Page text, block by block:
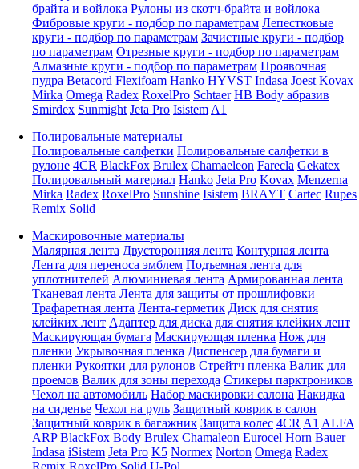
брайта и войлока Рулоны из скотч-брайта и войлока
Фибровые круги - подбор по параметрам Лепестковые
круги - подбор по параметрам Зачистные круги - подбор
по параметрам Отрезные круги - подбор по параметрам
Алмазные круги - подбор по параметрам Проявочная
пудра Betacord Flexifoam Hanko HYVST Indasa Joest Kovax
Mirka Omega Radex RoxelPro Schtaer HB Body абразив
Smirdex Sunmight Jeta Pro Isistem A1
Полировальные материалы
Полировальные салфетки Полировальные салфетки в
рулоне 4CR BlackFox Brulex Chamaeleon Farecla Gekatex
Полировальный материал Hanko Jeta Pro Kovax Menzerna
Mirka Radex RoxelPro Sunshine Isistem BRAYT Cartec Rupes
Remix Solid
Маскировочные материалы
Малярная лента Двусторонняя лента Контурная лента
Лента для переноса эмблем Подъемная лента для
уплотнителей Алюминиевая лента Армированная лента
Тканевая лента Лента для защиты от прошлифовки
Трафаретная лента Лента-герметик Диск для снятия
клейких лент Адаптер для диска для снятия клейких лент
Маскирующая бумага Маскирующая пленка Нож для
пленки Укрывочная пленка Диспенсер для бумаги и
пленки Рукоятки для рулонов Стрейтч пленка Валик для
проемов Валик для зоны перехода Стикеры парктроников
Чехол на автомобиль Набор маскировки салона Накидка
на сиденье Чехол на руль Защитный коврик в салон
Защитный коврик в багажник Защита колес 4CR A1 ALFA
ARP BlackFox Body Brulex Chamaleon Eurocel Horn Bauer
Indasa iSistem Jeta Pro K5 Normex Norton Omega Radex
Remix RoxelPro Solid U-Pol